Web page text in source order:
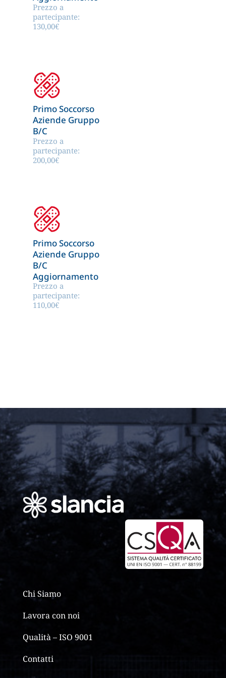
Prezzo a
partecipante:
130,00€
Primo Soccorso
Aziende Gruppo
B/C
Prezzo a
partecipante:
200,00€
Primo Soccorso
Aziende Gruppo
B/C
Aggiornamento
Prezzo a
partecipante:
110,00€
Chi Siamo
Lavora con noi
Qualità – ISO 9001
Contatti